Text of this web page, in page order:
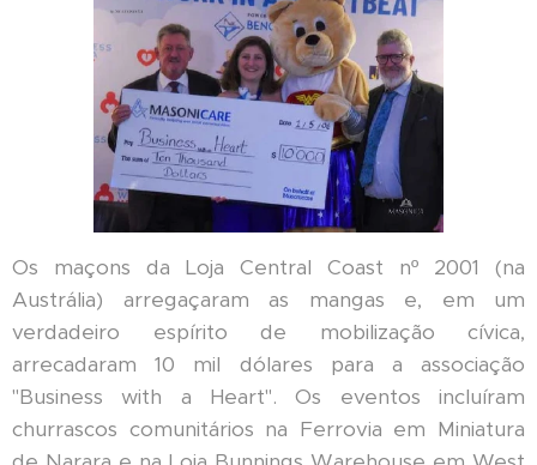
Os maçons da Loja Central Coast nº 2001 (na
Austrália) arregaçaram as mangas e, em um
verdadeiro espírito de mobilização cívica,
arrecadaram 10 mil dólares para a associação
"Business with a Heart". Os eventos incluíram
churrascos comunitários na Ferrovia em Miniatura